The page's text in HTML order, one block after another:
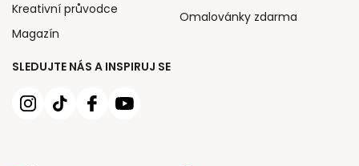
SLEDUJTE NÁS A INSPIRUJ SE
Kreativní průvodce
Magazín
Omalovánky zdarma